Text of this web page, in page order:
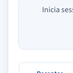
Inicia